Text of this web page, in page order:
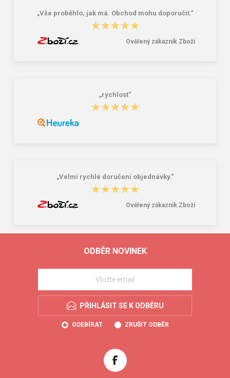
„Vše proběhlo, jak má. Obchod mohu doporučit.“
★★★★★
★★★★★
Ověřený zákazník Zboží
„rychlost“
★★★★★
★★★★★
„Velmi rychlé doručení objednávky.“
★★★★★
★★★★★
Ověřený zákazník Zboží
ODBĚR NOVINEK
PŘIHLÁSIT SE K ODBĚRU
ODEBÍRAT ZRUŠIT ODBĚR